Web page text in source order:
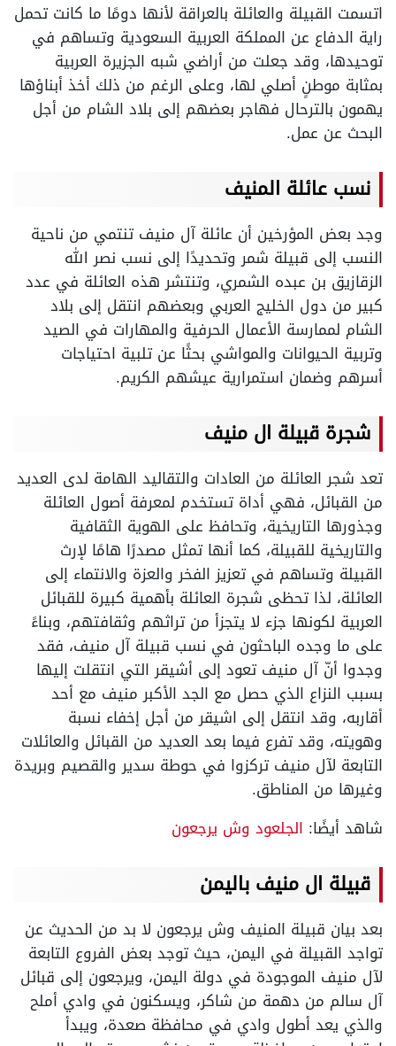
اتسمت القبيلة والعائلة بالعراقة لأنها دومًا ما كانت تحمل
راية الدفاع عن المملكة العربية السعودية وتساهم في
توحيدها، وقد جعلت من أراضي شبه الجزيرة العربية
بمثابة موطنٍ أصلي لها، وعلى الرغم من ذلك أخذ أبناؤها
يهمون بالترحال فهاجر بعضهم إلى بلاد الشام من أجل
البحث عن عمل.
نسب عائلة المنيف
وجد بعض المؤرخين أن عائلة آل منيف تنتمي من ناحية
النسب إلى قبيلة شمر وتحديدًا إلى نسب نصر الله
الزقازيق بن عبده الشمري، وتنتشر هذه العائلة في عدد
كبير من دول الخليج العربي وبعضهم انتقل إلى بلاد
الشام لممارسة الأعمال الحرفية والمهارات في الصيد
وتربية الحيوانات والمواشي بحثًا عن تلبية احتياجات
أسرهم وضمان استمرارية عيشهم الكريم.
شجرة قبيلة ال منيف
تعد شجر العائلة من العادات والتقاليد الهامة لدى العديد
من القبائل، فهي أداة تستخدم لمعرفة أصول العائلة
وجذورها التاريخية، وتحافظ على الهوية الثقافية
والتاريخية للقبيلة، كما أنها تمثل مصدرًا هامًا لإرث
القبيلة وتساهم في تعزيز الفخر والعزة والانتماء إلى
العائلة، لذا تحظى شجرة العائلة بأهمية كبيرة للقبائل
العربية لكونها جزء لا يتجزأ من تراثهم وثقافتهم، وبناءً
على ما وجده الباحثون في نسب قبيلة آل منيف، فقد
وجدوا أنّ آل منيف تعود إلى أشيقر التي انتقلت إليها
بسبب النزاع الذي حصل مع الجد الأكبر منيف مع أحد
أقاربه، وقد انتقل إلى اشيقر من أجل إخفاء نسبة
وهويته، وقد تفرع فيما بعد العديد من القبائل والعائلات
التابعة لآل منيف تركزوا في حوطة سدير والقصيم وبريدة
وغيرها من المناطق.
شاهد أيضًا: الجلعود وش يرجعون
قبيلة ال منيف باليمن
بعد بيان قبيلة المنيف وش يرجعون لا بد من الحديث عن
تواجد القبيلة في اليمن، حيث توجد بعض الفروع التابعة
لآل منيف الموجودة في دولة اليمن، ويرجعون إلى قبائل
آل سالم من دهمة من شاكر، ويسكنون في وادي أملح
والذي يعد أطول وادي في محافظة صعدة، ويبدأ